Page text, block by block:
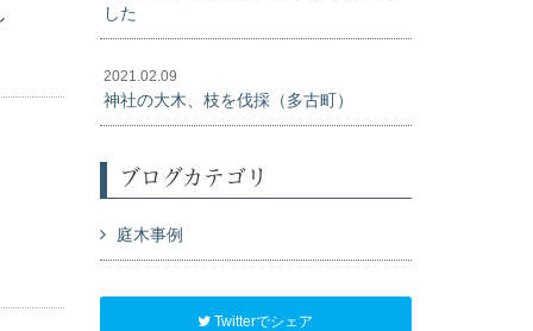
した
2021.02.09
神社の大木、枝を伐採（多古町）
ブログカテゴリ
庭木事例
Twitterでシェア